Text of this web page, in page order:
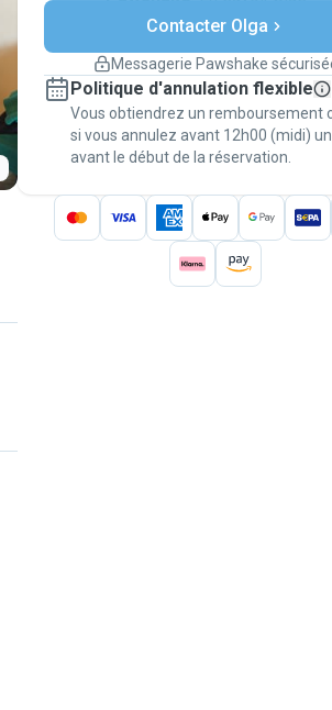
Assistance en cas de
Réservations couvertes
nos garanties
Gardez tout sur Pawshake (du
message au paiement) pour bénéficier
Garantie Pawshake.
Contacter Olga
Messagerie Pawshake
Politique d'annulation flexible
Vous obtiendrez un remboursement
si vous annulez avant 12h00 (midi)
avant le début de la réservation.